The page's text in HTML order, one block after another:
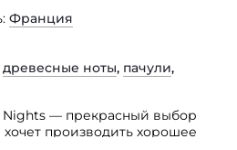
Франция
древесные ноты, пачули,
Nights — прекрасный выбор
производить хорошее